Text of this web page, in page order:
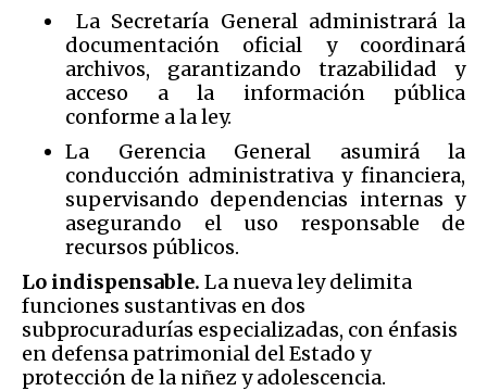
La Secretaría General administrará la
documentación oficial y coordinará
archivos, garantizando trazabilidad y
acceso a la información pública
conforme a la ley.
La Gerencia General asumirá la
conducción administrativa y financiera,
supervisando dependencias internas y
asegurando el uso responsable de
recursos públicos.
Lo indispensable. La nueva ley delimita
funciones sustantivas en dos
subprocuradurías especializadas, con énfasis
en defensa patrimonial del Estado y
protección de la niñez y adolescencia.